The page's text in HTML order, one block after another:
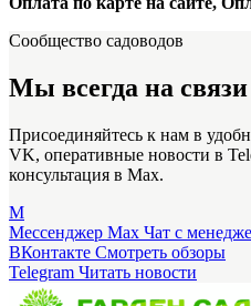
Сообщество садоводов
Мы всегда на связи
Присоединяйтесь к нам в
VK, оперативные новости в
консультация в Max.
M
Мессенджер Max Чат с
ВКонтакте Смотреть обзоры
Telegram Читать новости